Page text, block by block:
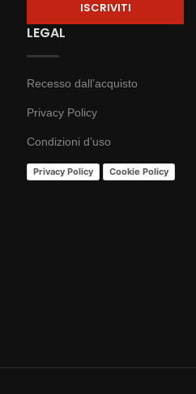
LEGAL
Recesso dall’acquisto
Privacy Policy
Condizioni d’uso
Privacy Policy Cookie Policy